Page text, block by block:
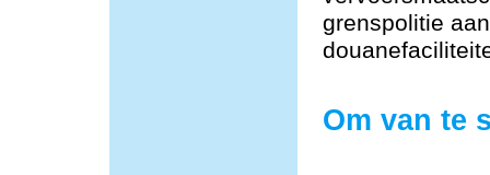
grenspolitie
Om van te